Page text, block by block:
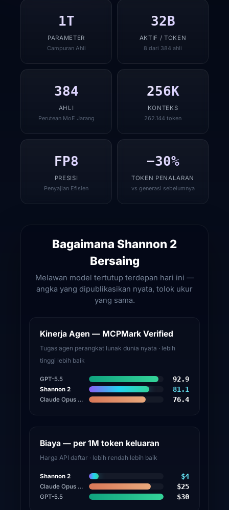
1T
PARAMETER
Campuran Ahli
32B
AKTIF / TOKEN
8 dari 384 ahli
384
AHLI
Perutean MoE Jarang
256K
KONTEKS
262.144 token
FP8
PRESISI
Penyajian Efisien
−30%
TOKEN PENALARAN
vs generasi sebelumnya
Bagaimana Shannon 2
Bersaing
Melawan model tertutup terdepan hari ini —
angka yang dipublikasikan nyata, tolok ukur
yang sama.
Kinerja Agen — MCPMark Verified
Tugas agen perangkat lunak dunia nyata · lebih
tinggi lebih baik
GPT-5.5 92.9
Shannon 2 81.1
Claude Opus 4.8 76.4
Biaya — per 1M token keluaran
Harga API daftar · lebih rendah lebih baik
Shannon 2 $4
Claude Opus 4.8 $25
GPT-5.5 $30